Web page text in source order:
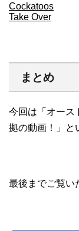
Cockatoos
Take Over
まとめ
今回は「オース
拠の動画！」と
最後までご覧い